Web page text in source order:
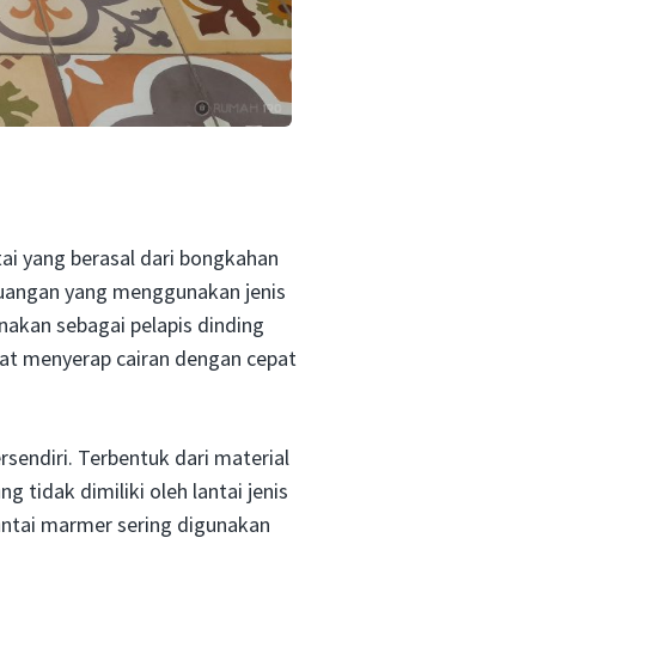
yang berasal dari bongkahan
yang menggunakan jenis
sebagai pelapis dinding
menyerap cairan dengan cepat
Terbentuk dari material
tidak dimiliki oleh lantai jenis
marmer sering digunakan